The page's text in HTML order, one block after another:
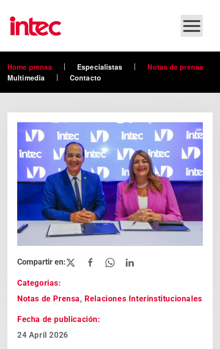
Skip to main content
Home prensa Especialistas
Notas de prensa
Multimedia
Contacto
Categorias:
Notas de Prensa, Relaciones Interinstitucionales
Fecha de publicación:
24 April 2026